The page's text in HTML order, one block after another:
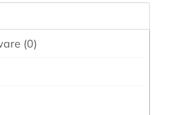
Anwendungssoftware (0)